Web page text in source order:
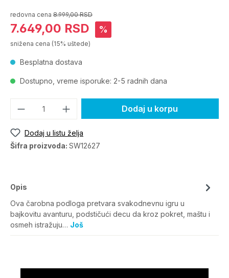
redovna cena 8.999,00 RSD
7.649,00 RSD %
snižena cena (15% uštede)
Besplatna dostava
Dostupno, vreme isporuke: 2-5 radnih dana
Dodaj u korpu
Dodaj u listu želja
Šifra proizvoda: SW12627
Opis
Ova čarobna podloga pretvara svakodnevnu igru u
bajkovitu avanturu, podstičući decu da kroz pokret, maštu i
osmeh istražuju… Još